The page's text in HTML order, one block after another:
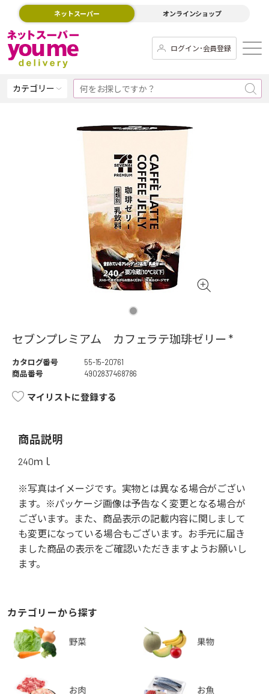
ネットスーパー オンラインショップ
ログイン･会員登録
カテゴリー
セブンプレミアム カフェラテ珈琲ゼリー *
カタログ番号
55-15-20761
商品番号
4902837468786
マイリストに登録する
商品説明
240ｍｌ
※写真はイメージです。実物とは異なる場合がござい
ます。※パッケージ画像は予告なく変更となる場合が
ございます。また、商品表示の記載内容に関しまして
も変更になっている場合もございます。お手元に届き
ました商品の表示をご確認いただきますようお願いし
ます。
カテゴリーから探す